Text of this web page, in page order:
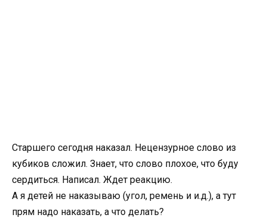
Старшего сегодня наказал. Нецензурное слово из
кубиков сложил. Знает, что слово плохое, что буду
сердиться. Написал. Ждет реакцию.
А я детей не наказываю (угол, ремень и и.д.), а тут
прям надо наказать, а что делать?